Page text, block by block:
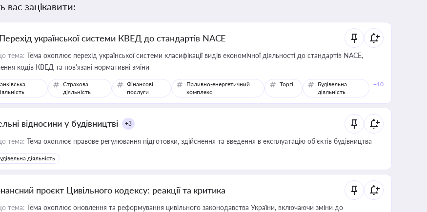
вас зацікавити:
Перехід української системи КВЕД до стандартів NACE
тема: Тема охоплює перехід української системи класифікації видів економічної діяльності до стандартів NACE,
кодів КВЕД та пов'язані нормативні зміни
Страхова
діяльність
Фінансові
послуги
Паливно-енергетичний
комплекс
Торгівля
Будівельна
діяльність
+10
відносини у будівництві +3
тема: Тема охоплює правове регулювання підготовки, здійснення та введення в експлуатацію об’єктів будівництва
діяльність
проєкт Цивільного кодексу: реакції та критика
тема: Тема охоплює оновлення та реформування цивільного законодавства України, включаючи зміни до